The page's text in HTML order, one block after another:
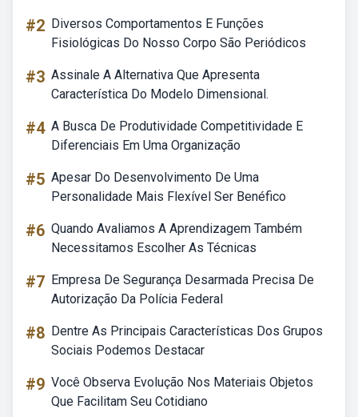
#2 Diversos Comportamentos E Funções
Fisiológicas Do Nosso Corpo São Periódicos
#3 Assinale A Alternativa Que Apresenta
Característica Do Modelo Dimensional.
#4 A Busca De Produtividade Competitividade E
Diferenciais Em Uma Organização
#5 Apesar Do Desenvolvimento De Uma
Personalidade Mais Flexível Ser Benéfico
#6 Quando Avaliamos A Aprendizagem Também
Necessitamos Escolher As Técnicas
#7 Empresa De Segurança Desarmada Precisa De
Autorização Da Polícia Federal
#8 Dentre As Principais Características Dos Grupos
Sociais Podemos Destacar
#9 Você Observa Evolução Nos Materiais Objetos
Que Facilitam Seu Cotidiano